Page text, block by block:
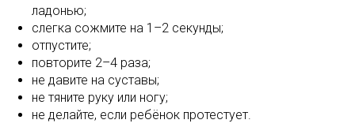
ладонью;
слегка сожмите на 1–2 секунды;
отпустите;
повторите 2–4 раза;
не давите на суставы;
не тяните руку или ногу;
не делайте, если ребёнок протестует.